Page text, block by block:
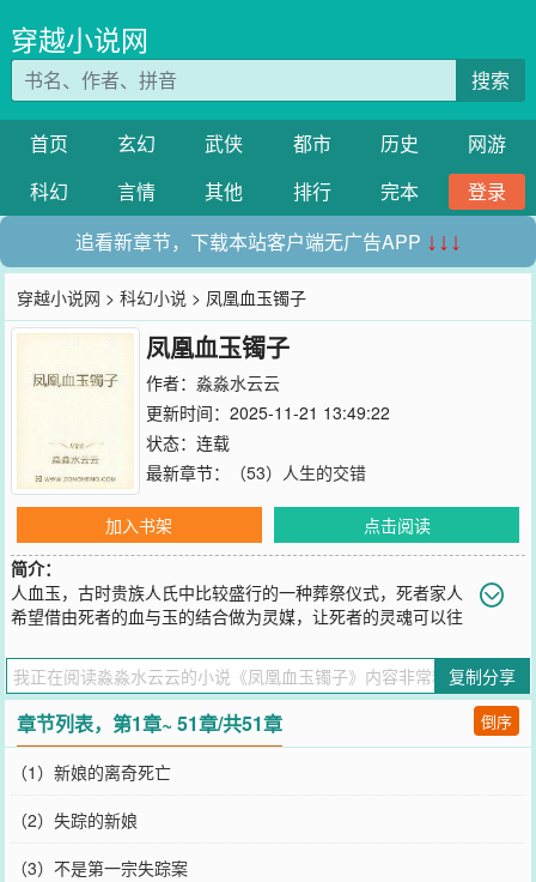
穿越小说网
搜索
首页 玄幻 武侠 都市 历史
网游
科幻
言情 其他 排行 完本
登录
追看新章节，下载本站客户端无广告APP ↓↓↓
穿越小说网 >科幻小说 > 凤凰血玉镯子
凤凰血玉镯子
作者： 淼淼水云云
更新时间：2025-11-21 13:49:22
状态：连载
最新章节：
（53）人生的交错
加入书架
点击阅读
简介：
人血玉，古时贵族人氏中比较盛行的一种葬祭仪式，死者家人
希望借由死者的血与玉的结合做为灵媒，让死者的灵魂可以往
血玉的怨灵，还是大少奶奶的幽魂？该如何让怨灵安息？被命运纠缠
的四个年轻人揭开七十二年前的一桩旧事…&helli......p;【展开】【收
起】
您要是觉得《 凤凰血玉镯子》还不错的话请不要忘记向您QQ群和微博
微信里的朋友推荐哦！
复制分享
章节列表，第1章~ 51章/共51章 倒序
（1）新娘的离奇死亡
（2）失踪的新娘
（3）不是第一宗失踪案